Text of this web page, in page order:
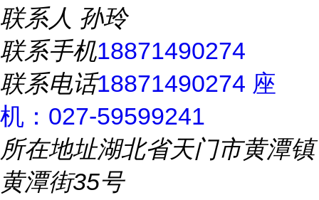
联系人 孙玲
联系手机18871490274
联系电话18871490274 座
机：027-59599241
所在地址湖北省天门市黄潭镇
黄潭街35号